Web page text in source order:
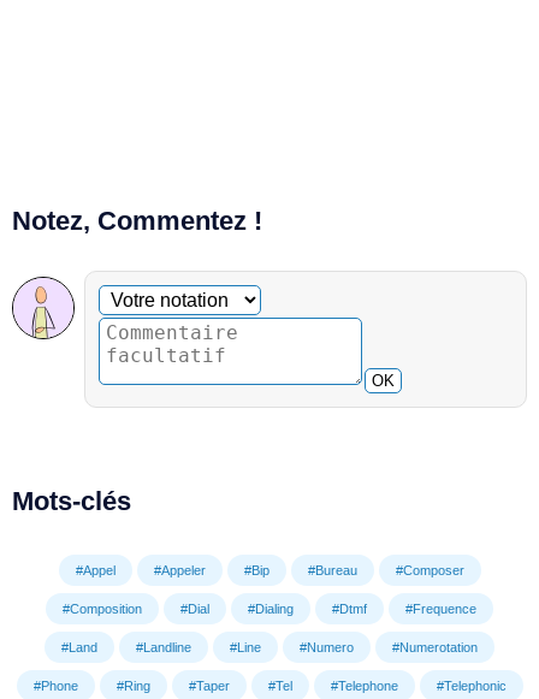
Notez, Commentez !
Commentaire facultatif
Votre notation
OK
Mots-clés
#Appel #Appeler #Bip #Bureau #Composer
#Composition #Dial #Dialing #Dtmf #Frequence
#Land #Landline #Line #Numero #Numerotation
#Phone #Ring #Taper #Tel #Telephone #Telephonic